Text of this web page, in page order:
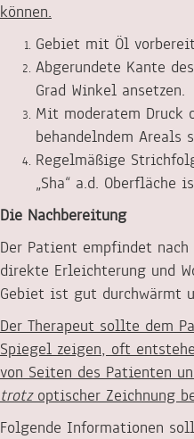
können.
Gebiet mit Öl
Abgerundete Kante
Grad Winkel ansetzen.
Mit moderatem Druck
behandelndem Areals
Regelmäßige
„Sha“ a.d. Oberfläche
Die Nachbereitung
Der Patient empfindet
direkte Erleichterung und
Gebiet ist gut durchwärmt
Der Therapeut sollte dem
Spiegel zeigen, oft
von Seiten des Patienten
trotzoptischer Zeichnung
Folgende Informationen